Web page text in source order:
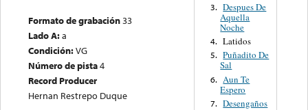
Formato de grabación33
Lado A:a
Condición:VG
Número de pista4
Record Producer
Hernan Restrepo Duque
3. Despues De
Aquella
Noche
4. Latidos
5. Puñadito De
Sal
6. Aun Te
Espero
7. Desengaños